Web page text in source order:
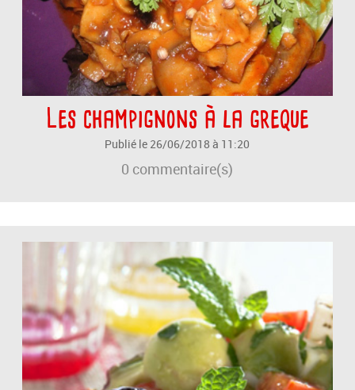
Les champignons à la greque
Publié le 26/06/2018 à 11:20
0 commentaire(s)